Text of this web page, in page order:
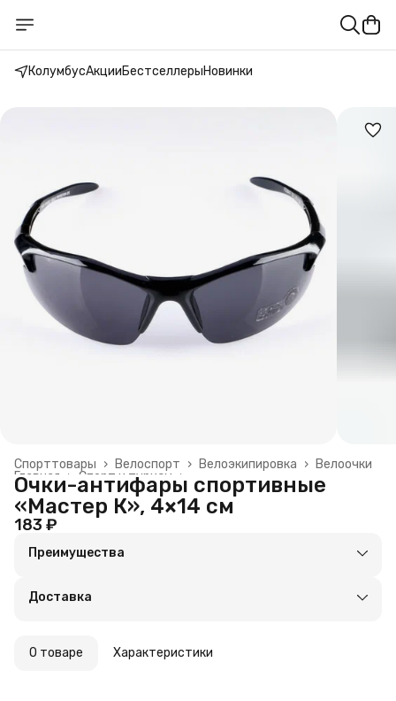
КолумбусАкцииБестселлерыНовинки
Велоочки
Велоэкипировка ›
Велоспорт ›
Спорттовары ›
Спорт и туризм ›
Главная ›
Очки-антифары спортивные
«Мастер К», 4×14 см
183 ₽
Преимущества
Удобный возврат
Доставка
О товаре Характеристики